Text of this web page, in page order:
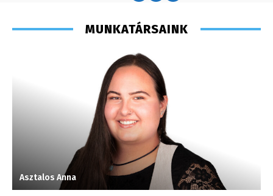
MUNKATÁRSAINK
Asztalos Anna